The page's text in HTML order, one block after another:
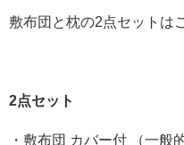
敷布団と枕の2点セットは
2点セット
・敷布団 カバー付 （一般